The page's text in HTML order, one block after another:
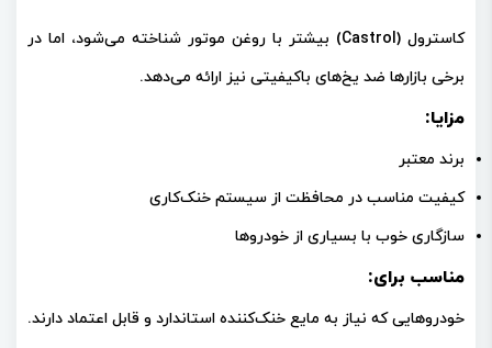
کاسترول (Castrol)
بیشتر با روغن موتور شناخته می‌شود، اما در
برخی بازارها ضد یخ‌های باکیفیتی نیز ارائه می‌دهد.
مزایا:
برند معتبر
کیفیت مناسب در محافظت از سیستم خنک‌کاری
سازگاری خوب با بسیاری از خودروها
مناسب برای:
خودروهایی که نیاز به مایع خنک‌کننده استاندارد و قابل اعتماد دارند.